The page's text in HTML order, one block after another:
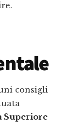
consigli
Superiore